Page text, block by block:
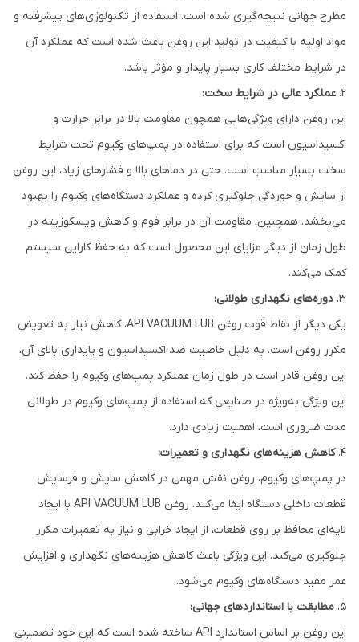
مطرح جهانی نتیجه‌گیری شده است. استفاده از تکنولوژی‌های پیشرفته و
مواد اولیه با کیفیت در تولید این روغن باعث شده است که عملکرد آن
در شرایط مختلف کاری بسیار پایدار و مؤثر باشد.
2. عملکرد عالی در شرایط سخت:
این روغن دارای ویژگی‌هایی همچون مقاومت بالا در برابر حرارت و
اکسیداسیون است که برای استفاده در پمپ‌های وکیوم تحت شرایط
سخت بسیار مناسب است. حتی در دماهای بالا و فشارهای زیاد، این روغن
از سایش و خوردگی جلوگیری کرده و عملکرد دستگاه‌های وکیوم را بهبود
می‌بخشد. همچنین، مقاومت آن در برابر فوم و کاهش ویسکوزیته در
طول زمان از دیگر مزایای این محصول است که به حفظ کارایی سیستم
کمک می‌کند.
3. دوره‌های نگهداری طولانی:
یکی دیگر از نقاط قوت روغن API VACUUM LUB، کاهش نیاز به تعویض
مکرر روغن است. به دلیل خاصیت ضد اکسیداسیون و پایداری بالای آن،
این روغن قادر است در طول زمان عملکرد پمپ‌های وکیوم را حفظ کند.
این ویژگی به‌ویژه در صنایعی که استفاده از پمپ‌های وکیوم در طولانی
مدت ضروری است، اهمیت زیادی دارد.
4. کاهش هزینه‌های نگهداری و تعمیرات:
در پمپ‌های وکیوم، روغن نقش مهمی در کاهش سایش و فرسایش
قطعات داخلی دستگاه ایفا می‌کند. روغن API VACUUM LUB با ایجاد
لایه‌ای محافظ بر روی قطعات، از ایجاد خرابی و نیاز به تعمیرات مکرر
جلوگیری می‌کند. این ویژگی باعث کاهش هزینه‌های نگهداری و افزایش
عمر مفید دستگاه‌های وکیوم می‌شود.
5. مطابقت با استانداردهای جهانی:
این روغن بر اساس استاندارد API ساخته شده است که این خود تضمینی